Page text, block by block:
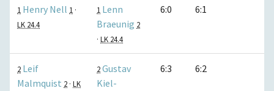
1 Henry Nell 1 ·
LK 24.4
1 Lenn
Braeunig 2
· LK 24.4
6:0 6:1
2 Leif
Malmquist 2 · LK
2Gustav
Kiel-
6:3 6:2